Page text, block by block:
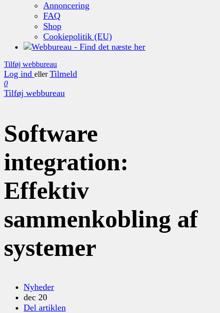
Annoncering
FAQ
Shop
Cookiepolitik (EU)
Tilføj webbureau
Log ind eller Tilmeld
0
Tilføj webbureau
Software
integration:
Effektiv
sammenkobling af
systemer
Nyheder
dec 20
Del artiklen